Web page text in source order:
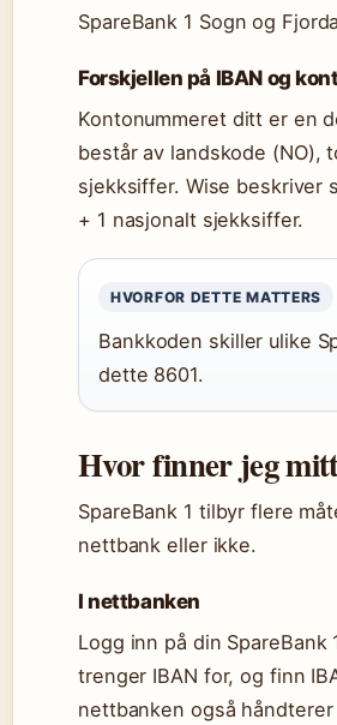
SpareBank 1 Sogn og
Forskjellen på IBAN og
Kontonummeret ditt er en
består av landskode (NO),
sjekksiffer. Wise beskriver
+ 1 nasjonalt sjekksiffer.
HVORFOR DETTE MATTERS
Bankkoden skiller ulike
dette 8601.
Hvor finner jeg
SpareBank 1 tilbyr flere
nettbank eller ikke.
I nettbanken
Logg inn på din
trenger IBAN for, og finn
nettbanken også